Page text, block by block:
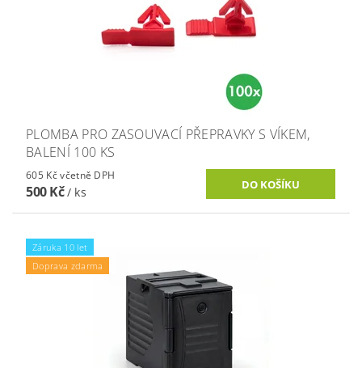
PLOMBA PRO ZASOUVACÍ PŘEPRAVKY S VÍKEM,
BALENÍ 100 KS
605 Kč včetně DPH
500 Kč/ ks
Záruka 10 let
Doprava zdarma